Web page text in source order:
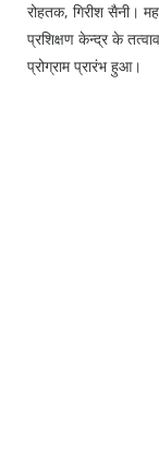
Literature
Punjabi News
रोहतक, गिरीश सैनी।
प्रशिक्षण केन्द्र के
प्रोग्राम प्रारंभ हुआ।